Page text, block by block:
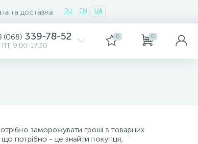
та доставка RU EN UA
(068) 339-78-52
9:00-17:30
0 0
заморожувати гроші в товарних
що потрібно - це знайти покупця,